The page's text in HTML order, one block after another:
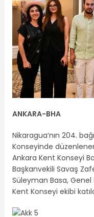
ANKARA-BHA
Nikaragua’nın 204.
Konseyinde
Ankara Kent Konseyi
Başkanvekili Savaş
Süleyman Basa,
Kent Konseyi ekibi